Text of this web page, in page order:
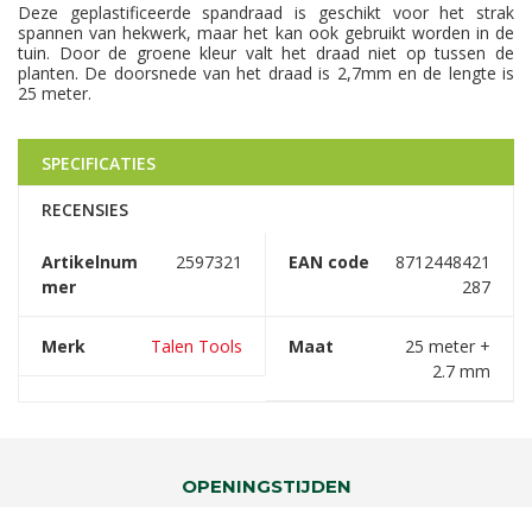
Deze geplastificeerde spandraad is geschikt voor het strak
spannen van hekwerk, maar het kan ook gebruikt worden in de
tuin. Door de groene kleur valt het draad niet op tussen de
planten. De doorsnede van het draad is 2,7mm en de lengte is
25 meter.
SPECIFICATIES
RECENSIES
Artikelnum
mer
2597321 EAN code
8712448421
287
Merk Talen Tools Maat
25 meter +
2.7 mm
OPENINGSTIJDEN